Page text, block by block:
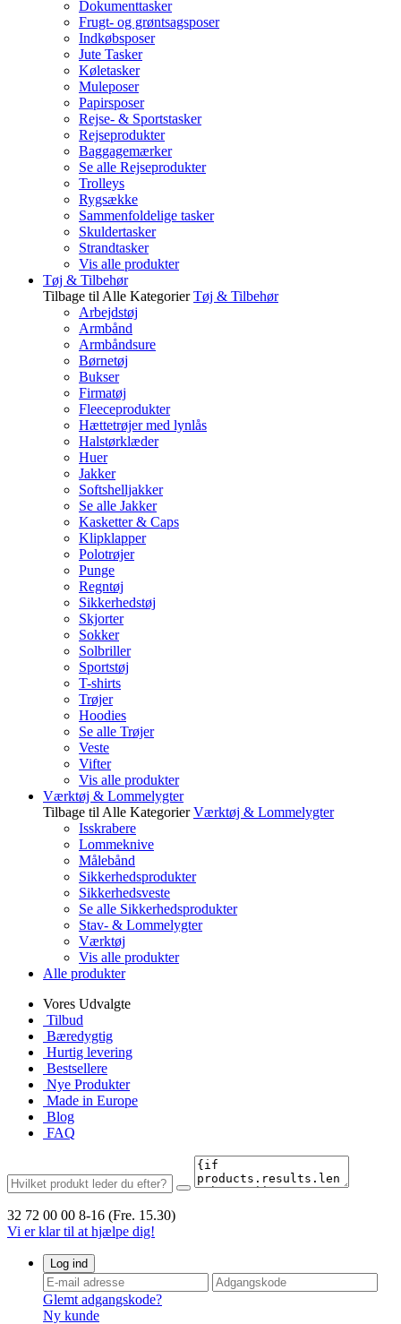
Dokumenttasker
Frugt- og grøntsagsposer
Indkøbsposer
Jute Tasker
Køletasker
Muleposer
Papirsposer
Rejse- & Sportstasker
Rejseprodukter
Baggagemærker
Se alle Rejseprodukter
Trolleys
Rygsække
Sammenfoldelige tasker
Skuldertasker
Strandtasker
Vis alle produkter
Tøj & Tilbehør
Tilbage til Alle Kategorier Tøj & Tilbehør
Arbejdstøj
Armbånd
Armbåndsure
Børnetøj
Bukser
Firmatøj
Fleeceprodukter
Hættetrøjer med lynlås
Halstørklæder
Huer
Jakker
Softshelljakker
Se alle Jakker
Kasketter & Caps
Klipklapper
Polotrøjer
Punge
Regntøj
Sikkerhedstøj
Skjorter
Sokker
Solbriller
Sportstøj
T-shirts
Trøjer
Hoodies
Se alle Trøjer
Veste
Vifter
Vis alle produkter
Værktøj & Lommelygter
Tilbage til Alle Kategorier Værktøj & Lommelygter
Isskrabere
Lommeknive
Målebånd
Sikkerhedsprodukter
Sikkerhedsveste
Se alle Sikkerhedsprodukter
Stav- & Lommelygter
Værktøj
Vis alle produkter
Alle produkter
Vores Udvalgte
Tilbud
Bæredygtig
Hurtig levering
Bestsellere
Nye Produkter
Made in Europe
Blog
FAQ
32 72 00 00 8-16 (Fre. 15.30)
Vi er klar til at hjælpe dig!
Log ind
Glemt adgangskode?
Ny kunde